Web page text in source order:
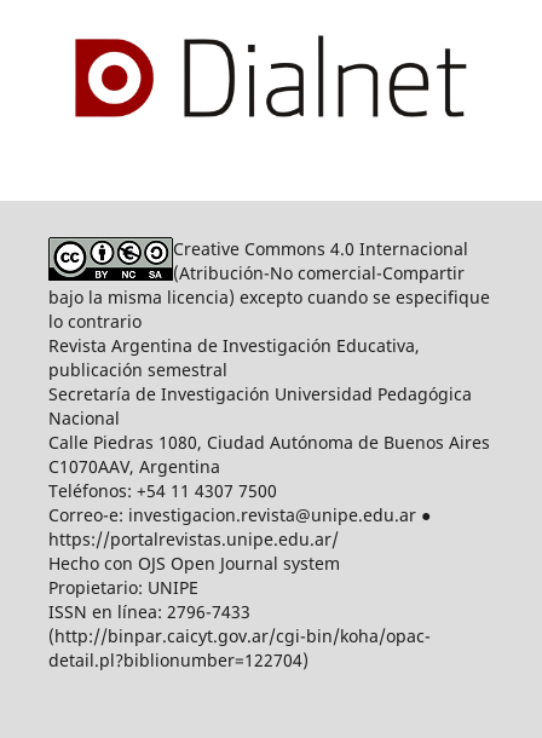
Creative Commons 4.0 Internacional
(Atribución-No comercial-Compartir
bajo la misma licencia) excepto cuando se especifique
lo contrario
Revista Argentina de Investigación Educativa,
publicación semestral
Secretaría de Investigación Universidad Pedagógica
Nacional
Calle Piedras 1080, Ciudad Autónoma de Buenos Aires
C1070AAV, Argentina
Teléfonos: +54 11 4307 7500
Correo-e: investigacion.revista@unipe.edu.ar ●
https://portalrevistas.unipe.edu.ar/
Hecho con OJS Open Journal system
Propietario: UNIPE
ISSN en línea: 2796-7433
(http://binpar.caicyt.gov.ar/cgi-bin/koha/opac-
detail.pl?biblionumber=122704)